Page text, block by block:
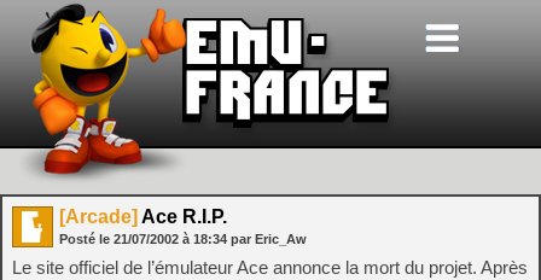
[Arcade] Ace R.I.P.
Posté le 21/07/2002 à 18:34 par Eric_Aw
Le site officiel de l’émulateur Ace annonce la mort du projet. Après